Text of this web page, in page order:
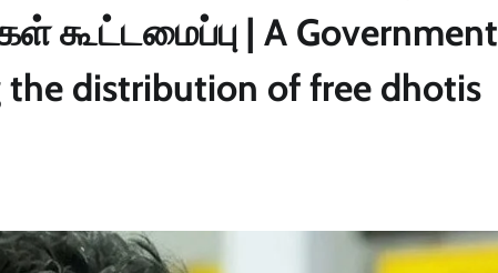
கூட்டமைப்பு | A Government
the distribution of free dhotis